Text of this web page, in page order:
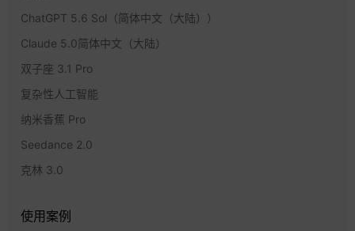
ChatGPT 5.6 Sol（简体中文（大陆））
Claude 5.0简体中文（大陆）
双子座 3.1 Pro
复杂性人工智能
纳米香蕉 Pro
Seedance 2.0
克林 3.0
使用案例